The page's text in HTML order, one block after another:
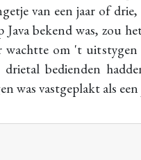
van een jaar of
Java bekend was, zou
om 't uitstygen
bedienden
was vastgeplakt als